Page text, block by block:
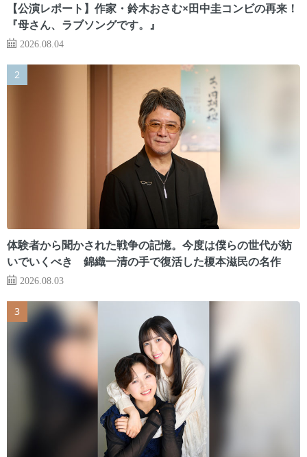
【公演レポート】作家・鈴木おさむ×田中圭コンビの再来！
『母さん、ラブソングです。』
2026.08.04
体験者から聞かされた戦争の記憶。今度は僕らの世代が紡
いでいくべき 錦織一清の手で復活した榎本滋民の名作
2026.08.03